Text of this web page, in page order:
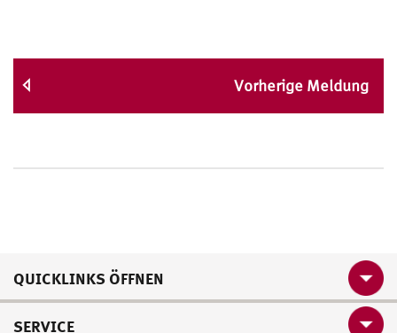
Vorherige Meldung
QUICKLINKS ÖFFNEN
SERVICE